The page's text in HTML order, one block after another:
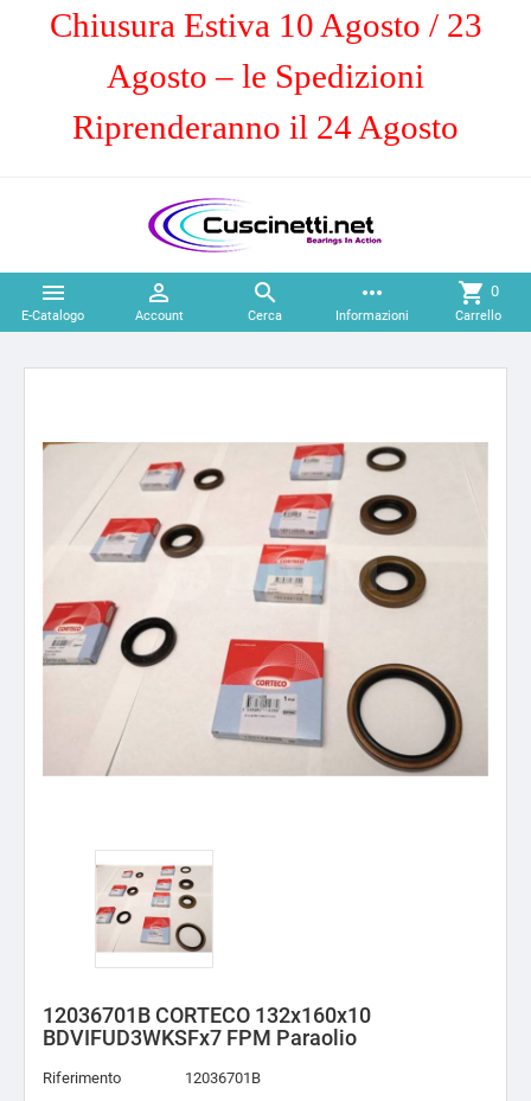
Chiusura Estiva 10 Agosto / 23
Agosto – le Spedizioni
Riprenderanno il 24 Agosto

E-Catalogo

Account

Cerca
more_horiz
Informazioni
shopping_cart 0
Carrello
12036701B CORTECO 132x160x10
BDVIFUD3WKSFx7 FPM Paraolio
Riferimento
12036701B